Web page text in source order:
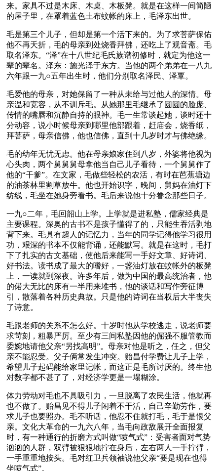
来。家具不过是木床、木桌、木板凳。就是在这样一间简陋
的屋子里，在罩着蓝色土布蚊帐的床上，毛泽东出世。
毛是第三个儿子，但却是第一个活下来的。为了求菩萨保佑
他不再夭折，毛的母亲到处烧香拜佛，还吃上了观音斋。毛
取名泽东。“泽”在十八世纪毛氏族谱初修时，就定为他这一
辈的辈名。泽东：施光泽于东方。当他的两个弟弟在一八九
六年跟一九○五年出生时，他们分别取名泽民、泽覃。
毛爱他的母亲，对她保留了一种从未给与过他人的深情。母
亲温和宽容，从不训斥毛。从她那里毛继承了圆圆的脸庞、
传情的嘴唇和沉静自持的眼神。毛一生常谈起她，谈时还十
分动容，说小时候母亲到哪里他部跟着，赶庙会，烧香纸，
拜菩萨，母亲信佛，他也信佛，直到十几岁时才与佛绝缘。
毛的幼年无忧无虑。他在母亲娘家住到八岁，外婆将他视为
心头肉，两个舅舅舅母拿他当自己儿子看待，一个舅舅作了
他的“干爹”。在文家，毛做些轻松的农活，有时在芭蕉塘边
的油茶林里割草放牛。他也开始识字，晚间，舅妈在油灯下
纺线，毛坐在她身旁看书。毛后来说他十分眷念那些日子。
一九○二年，毛回韶山上学。上学就是进私塾，儒家经典是
主要课程。深奥的古书不是孩子懂得了的，只能生吞活剥地
背下来。毛具有超人的记忆力，当年的同学记得他学习很用
功，艰深的书本不仅能背诵，还能默写。就是在这时，毛打
下了扎实的古文基础，使他后来能写一手好文章、好诗词、
好书法。读书成了最大的嗜好，一盏油灯放在蚊帐外的板凳
上，一读就到深夜。许多年后，做为中国的最高统治者，他
的偌大无比的床有一半用来堆书，他的谈话和写作旁征博
引，散落着各种历史典故。只是他的诗词在当权后大半丧失
了诗意。
毛跟老师的关系不怎么好。十岁时他从学校逃走，说老师要
求苛刻，粗暴严厉。至少有三间私塾因他的倔强不服管教而
委婉地请他父亲“另找高明”。母亲对他是听之，任之，但父
亲不能忍受。父子俩常发生冲突。贻昌付学费让儿子上学，
希望儿子起码能给家里记帐，而这正是毛所讨厌的。终生他
对数字都不甚了了，对经济学更是一塌糊涂。
体力劳动对毛也不具吸引力，一旦脱离了农民生活，他就再
也不做了。贻昌见不得儿子闲着不干活，自己辛勤劳作，要
求儿子也要照办。毛不听话，他忍不住就打毛，毛于是恨父
亲。文化大革命的一九六八年，当毛向政敌展开全面报复
时，有一种通行的折磨方式叫做“喷气式”：受害者面对气势
汹汹的人群，双臂被狠狠地拧在身后，左右两人一手拧臂，
一手重重地按头。毛对红卫兵领袖说他父亲“要是现在也得
坐喷气式”。